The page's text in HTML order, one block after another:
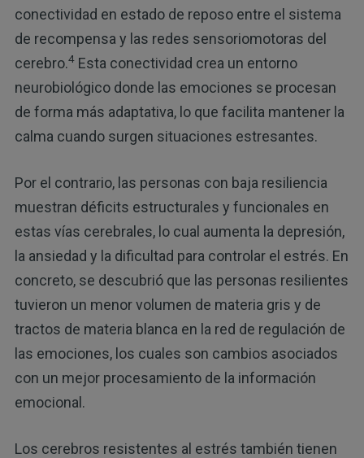
conectividad en estado de reposo entre el sistema
de recompensa y las redes sensoriomotoras del
cerebro.4Esta conectividad crea un entorno
neurobiológico donde las emociones se procesan
de forma más adaptativa, lo que facilita mantener la
calma cuando surgen situaciones estresantes.
Por el contrario, las personas con baja resiliencia
muestran déficits estructurales y funcionales en
estas vías cerebrales, lo cual aumenta la depresión,
la ansiedad y la dificultad para controlar el estrés. En
concreto, se descubrió que las personas resilientes
tuvieron un menor volumen de materia gris y de
tractos de materia blanca en la red de regulación de
las emociones, los cuales son cambios asociados
con un mejor procesamiento de la información
emocional.
Los cerebros resistentes al estrés también tienen